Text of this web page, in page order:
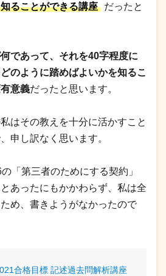
ることができる講座
だったと
であって、それを40字程度に
のように踏めばよいかを知るこ
意義だったと思います。
はその教えを十分に活かすこと
申し訳なく思います。
「第三者のためにする契約」
あったにもかかわらず、私は全
め、書きようがなかったので
合格目標 記述過去問解析講座